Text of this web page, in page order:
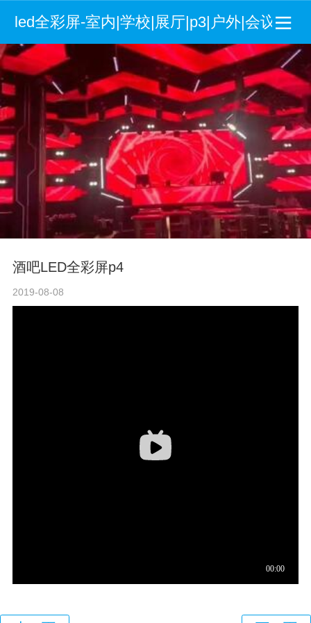
led全彩屏-室内|学校|展厅|p3|户外|会议室|
酒吧LED全彩屏p4
2019-08-08